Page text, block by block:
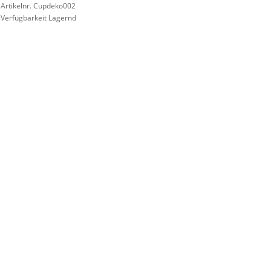
Artikelnr. Cupdeko002
Verfügbarkeit Lagernd